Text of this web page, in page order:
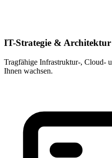
IT-Strategie & Architektur
Tragfähige Infrastruktur-, Cloud-
Ihnen wachsen.